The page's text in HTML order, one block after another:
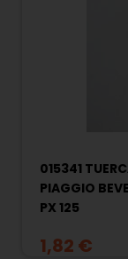
015341
PIAGGIO
PX 125
1,82 €